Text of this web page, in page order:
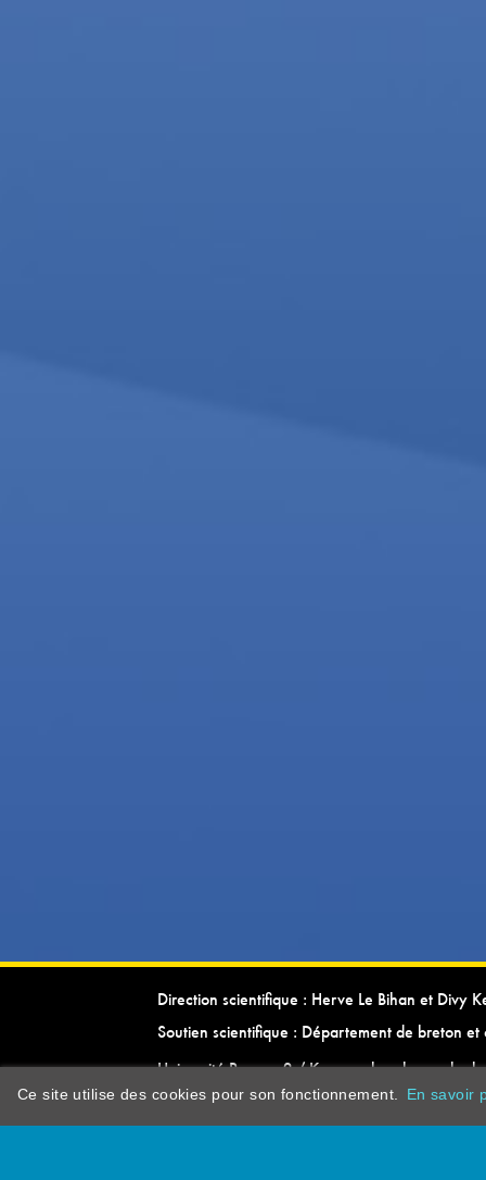
Direction scientifique : Herve Le Bihan et Divy
Soutien scientifique : Département de breton et
Université Rennes 2 / Kevrenn brezhoneg ha
Ce site utilise des cookies pour son fonctionnement. En savoir